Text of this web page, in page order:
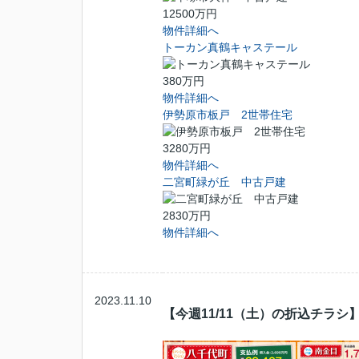
12500万円
物件詳細へ
トーカン真鶴キャステール
380万円
物件詳細へ
伊勢原市板戸 2世帯住宅
3280万円
物件詳細へ
二宮町緑が丘 中古戸建
2830万円
物件詳細へ
2023.11.10
【今週11/11（土）の折込チラシ